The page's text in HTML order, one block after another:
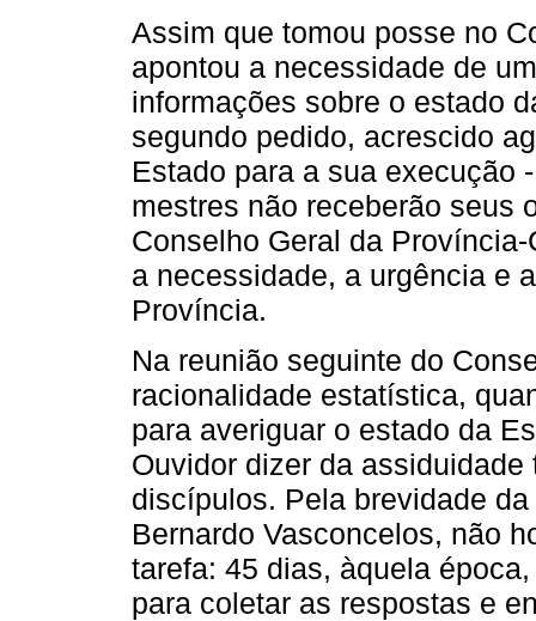
Assim que tomou posse no
apontou a necessidade de
informações sobre o estado
segundo pedido, acrescido
Estado para a sua execução
mestres não receberão seus
Conselho Geral da
a necessidade, a urgência e
Província.
Na reunião seguinte do
racionalidade estatística,
para averiguar o estado da
Ouvidor dizer da
discípulos. Pela brevidade
Bernardo Vasconcelos, não
tarefa: 45 dias, àquela
para coletar as respostas e